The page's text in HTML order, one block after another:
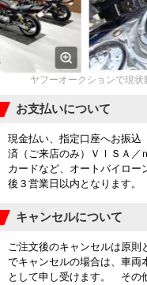
ヤフーオークションで現状
お支払いについて
現金払い、指定口座へお振込
済（ご来店のみ）ＶＩＳＡ／
カードなど、オートバイロー
後３営業日以内となります。
キャンセルについて
ご注文後のキャンセルは原則
でキャンセルの場合は、車両
として申し受けます。 その